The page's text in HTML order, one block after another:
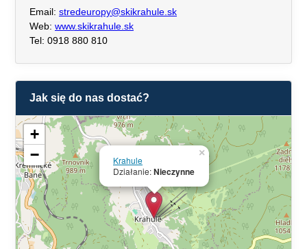
Email: stredeuropy@skikrahule.sk
Web: www.skikrahule.sk
Tel: 0918 880 810
Jak się do nas dostać?
Krahule
Działanie:Nieczynne
×
+
−